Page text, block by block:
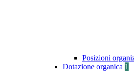
Posizioni
Dotazione organica 1